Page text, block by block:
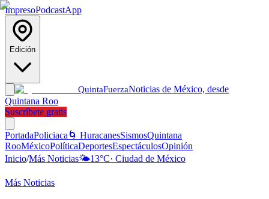
ImpresoPodcastApp
Edición
QuintaFuerzaNoticias de México, desde
Quintana Roo
Suscríbete gratis
PortadaPoliciaca 🌀 HuracanesSismosQuintana
RooMéxicoPolíticaDeportesEspectáculosOpinión
Inicio/Más Noticias🌤️13°C· Ciudad de México
Más Noticias